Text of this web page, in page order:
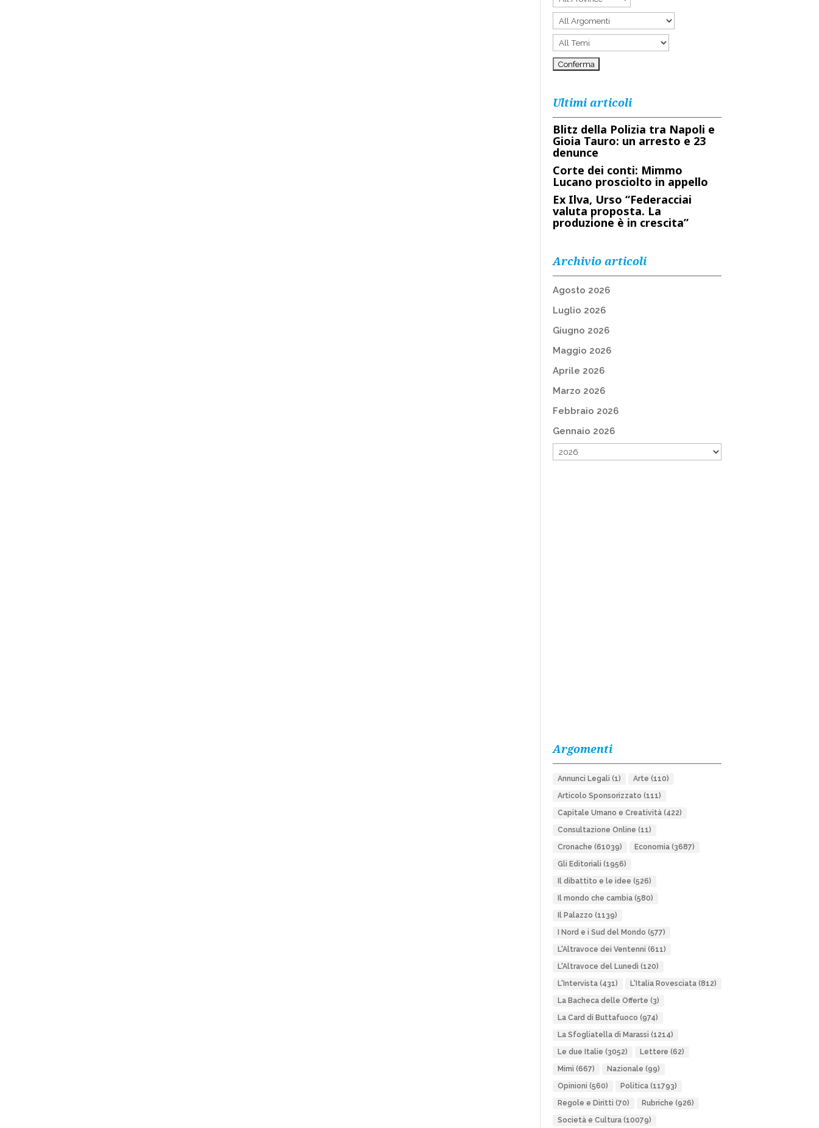
Ultimi articoli
Blitz della Polizia tra Napoli e
Gioia Tauro: un arresto e 23
denunce
Corte dei conti: Mimmo
Lucano prosciolto in appello
Ex Ilva, Urso “Federacciai
valuta proposta. La
produzione è in crescita”
Archivio articoli
Agosto 2026
Luglio 2026
Giugno 2026
Maggio 2026
Aprile 2026
Marzo 2026
Febbraio 2026
Gennaio 2026
Argomenti
Annunci Legali (1) Arte (110)
Articolo Sponsorizzato (111)
Capitale Umano e Creatività(422)
Consultazione Online (11)
Cronache (61039) Economia(3687)
Gli Editoriali (1956)
Il dibattito e le idee (526)
Il mondo che cambia(580)
Il Palazzo (1139)
I Nord e i Sud del Mondo (577)
L'Altravoce dei Ventenni (611)
L'Altravoce del Lunedì (120)
L'Intervista(431) L'Italia Rovesciata(812)
La Bacheca delle Offerte (3)
La Card di Buttafuoco (974)
La Sfogliatella di Marassi (1214)
Le due Italie (3052) Lettere (62)
Mimì (667) Nazionale (99)
Opinioni (560) Politica(11793)
Regole e Diritti (70) Rubriche (926)
Società e Cultura(10079)